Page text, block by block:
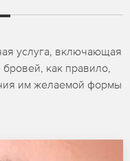
услуга, включающая
как правило,
им желаемой формы